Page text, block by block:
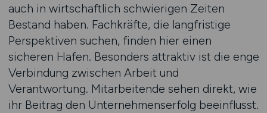
auch in wirtschaftlich schwierigen Zeiten
Bestand haben. Fachkräfte, die langfristige
Perspektiven suchen, finden hier einen
sicheren Hafen. Besonders attraktiv ist die enge
Verbindung zwischen Arbeit und
Verantwortung. Mitarbeitende sehen direkt, wie
ihr Beitrag den Unternehmenserfolg beeinflusst.